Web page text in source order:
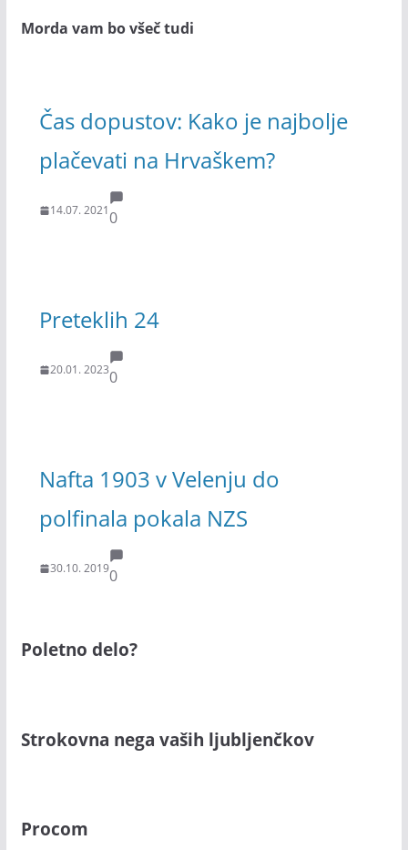
Morda vam bo všeč tudi
Čas dopustov: Kako je najbolje
plačevati na Hrvaškem?
14.07. 20210
Preteklih 24
20.01. 20230
Nafta 1903 v Velenju do
polfinala pokala NZS
30.10. 20190
Poletno delo?
Strokovna nega vaših ljubljenčkov
Procom